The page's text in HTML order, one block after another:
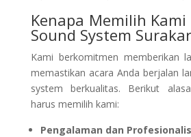
Kenapa Memilih
Sound System
Kami berkomitmen memberikan
memastikan acara Anda berjalan
system berkualitas. Berikut
harus memilih kami:
Pengalaman dan